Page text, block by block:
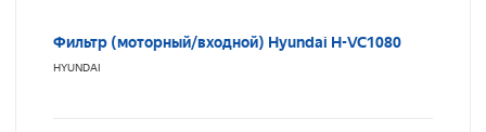
Фильтр (моторный/входной) Hyundai H-VC1080
HYUNDAI